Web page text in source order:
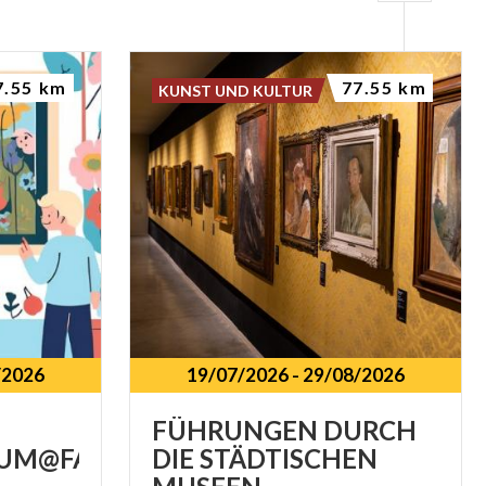
km
19/07/2026- 29/08/2026
FÜHRUNGEN DURCH
DIE STÄDTISCHEN
KUNST UND KULTUR 77.55 km